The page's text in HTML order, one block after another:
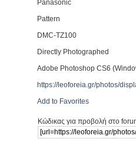
Panasonic
Pattern
DMC-TZ100
Directly Photographed
Adobe Photoshop CS6
https://leoforeia.gr/photos/
Add to Favorites
Κώδικας για προβολή στο